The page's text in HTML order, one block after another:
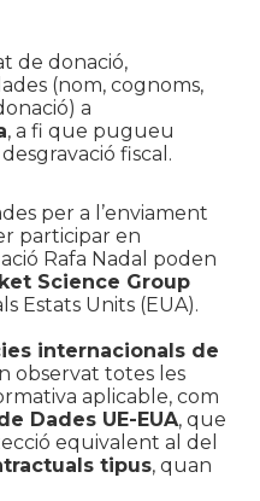
de donació,
(nom, cognoms,
a
, a fi que pugueu
fiscal.
per a l’enviament
participar en
Rafa Nadal poden
Science Group
Estats Units (EUA).
internacionals de
observat totes les
aplicable, com
Dades UE-EUA, que
equivalent al del
tipus, quan